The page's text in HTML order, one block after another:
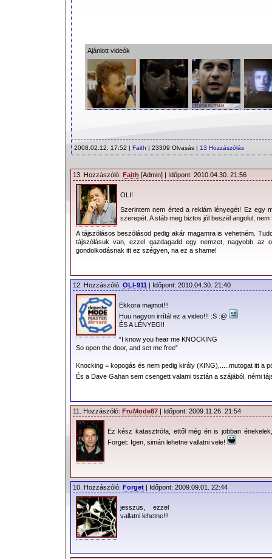
Ajánlott videók
2008.02.12. 17:52 | Faith | 23309 Olvasás | 13 Hozzászólás
13. Hozzászóló: Faith [Admin] | Időpont: 2010.04.30. 21:56
OLI!
Szerintem nem érted a reklám lényegét! Ez egy
szerepét. A stáb meg biztos jól beszél angolul, nem
A tájszólásos beszólásod pedig akár magamra is vehetném.
tájszólásuk van, ezzel gazdagadd egy nemzet, nagyobb az
gondolkodásnak itt ez szégyen, na ez a shame!
12. Hozzászóló: OLI-911 | Időpont: 2010.04.30. 21:40
Ekkora majmot!!!
Huu nagyon irrítál ez a video!!! :S :@
ÉS A LÉNYEG!!
“I know you hear me KNOCKING
So open the door, and set me free”
Knocking = kopogás és nem pedig király (KING),.....mutogat itt a
És a Dave Gahan sem csengett valami tisztán a szájából, némi
11. Hozzászóló: FruMode87 | Időpont: 2009.11.26. 21:54
Ez kész katasztrófa, ettől még én is jobban
Forget: Igen, simán lehetne vallatni vele!
10. Hozzászóló: Forget | Időpont: 2009.09.01. 22:44
jesszus, ezzel
vallatni lehetne!!!